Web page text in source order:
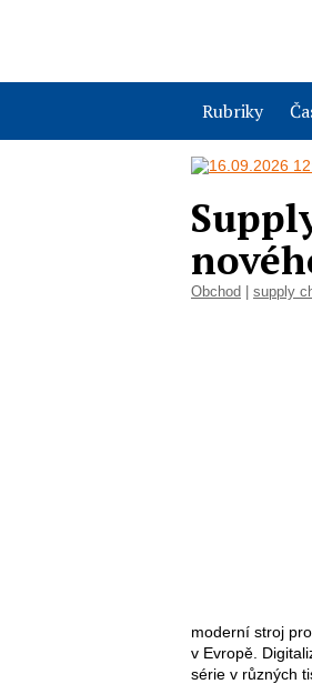
Rubriky
Obchod supply
moderní stroj
v Evropě.
série v různých